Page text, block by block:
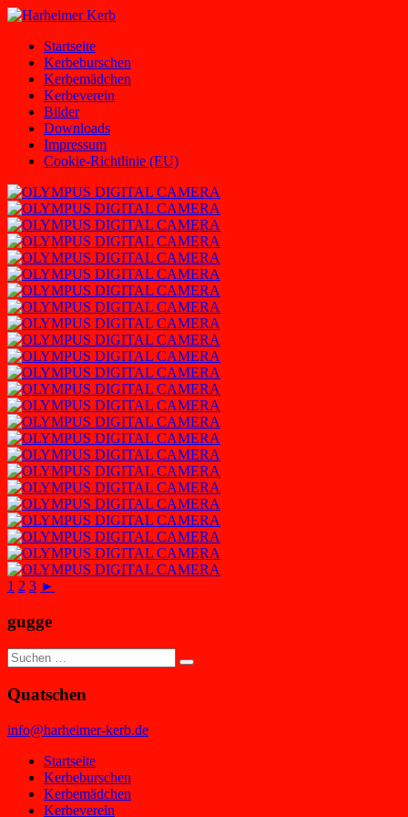
Zum
springen
Harheimer
Kerb
Homepage
Harheimer
Kerbevereins
2000
e.V.
Kerbburschen
Startseite
Kerbeburschen
Kerbemädchen
Kerbeverein
Bilder
Downloads
Impressum
Cookie-Richtlinie (EU)
1 2 3 ►
gugge
Suchen
nach:
Suchen
Quatschen
info@harheimer-kerb.de
Startseite
Kerbeburschen
Kerbemädchen
Kerbeverein